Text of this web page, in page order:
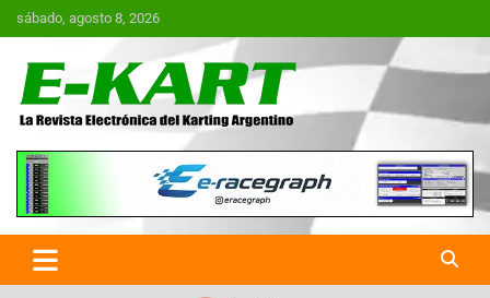
Saltar
al
sábado, agosto 8, 2026
E-Kart.com.ar | La Revista
Electrónica del Karting en
Argentina